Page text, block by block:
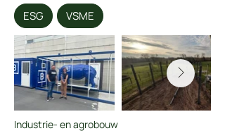
ESG
VSME
Industrie- en agrobouw